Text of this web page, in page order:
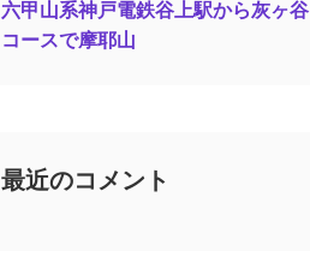
六甲山系神戸電鉄谷上駅から灰ヶ谷
コースで摩耶山
最近のコメント